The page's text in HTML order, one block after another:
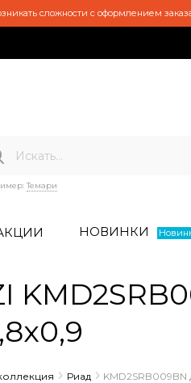
сложности с оформлением
Темари
НОВИНКИ
Риад